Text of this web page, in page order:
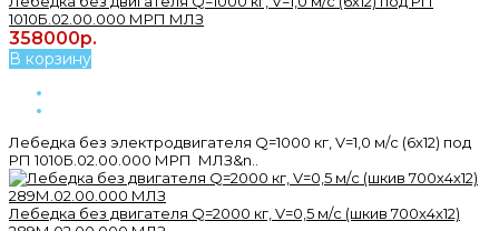
1010Б.02.00.000 МРП МЛЗ
358000р.
В корзину
Лебедка без электродвигателя Q=1000 кг, V=1,0 м/с (6х12) под
РП 1010Б.02.00.000 МРП МЛЗ&n..
Лебедка без двигателя Q=2000 кг, V=0,5 м/с (шкив 700х4х12)